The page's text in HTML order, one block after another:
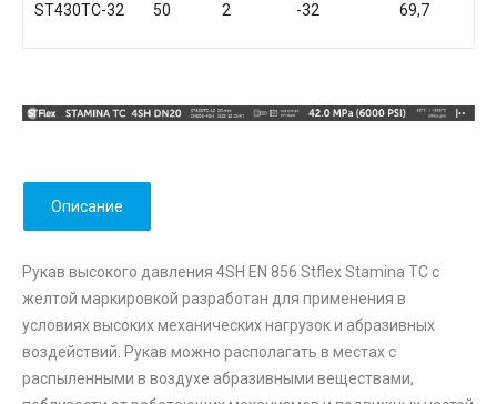
ST430TC-32 50 2 -32 69,7
Описание
Рукав высокого давления 4SH EN 856 Stflex Stamina TC с
желтой маркировкой разработан для применения в
условиях высоких механических нагрузок и абразивных
воздействий. Рукав можно располагать в местах с
распыленными в воздухе абразивными веществами,